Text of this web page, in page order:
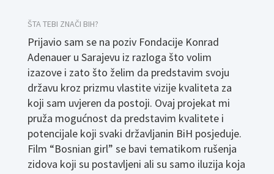
ŠTA TEBI ZNAČI BIH?
Prijavio sam se na poziv Fondacije Konrad
Adenauer u Sarajevu iz razloga što volim
izazove i zato što želim da predstavim svoju
državu kroz prizmu vlastite vizije kvaliteta za
koji sam uvjeren da postoji. Ovaj projekat mi
pruža mogućnost da predstavim kvalitete i
potencijale koji svaki državljanin BiH posjeduje.
Film “Bosnian girl” se bavi tematikom rušenja
zidova koji su postavljeni ali su samo iluzija koja